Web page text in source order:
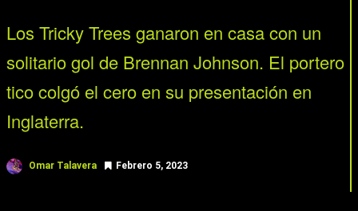
Los Tricky Trees ganaron en casa con un
solitario gol de Brennan Johnson. El portero
tico colgó el cero en su presentación en
Inglaterra.
Omar Talavera Febrero 5, 2023